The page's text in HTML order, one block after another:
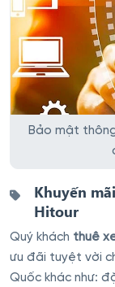
Bảo mật
Khuyến
Hitour
Quý khách thuê
ưu đãi tuyệt vời
Quốc khác như: